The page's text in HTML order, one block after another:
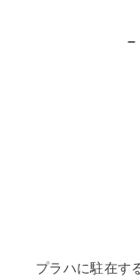
–
プラハに駐在す